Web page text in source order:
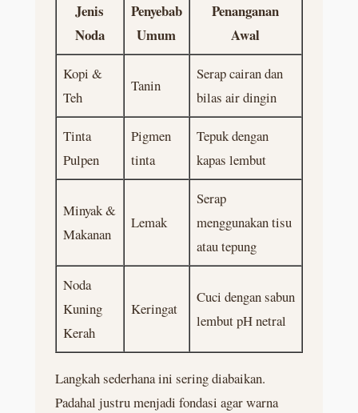
Jenis
Noda
Penyebab
Umum
Penanganan
Awal
Kopi &
Teh
Tanin
Serap cairan dan
bilas air dingin
Tinta
Pulpen
Pigmen
tinta
Tepuk dengan
kapas lembut
Minyak &
Makanan
Lemak
Serap
menggunakan tisu
atau tepung
Noda
Kuning
Kerah
Keringat
Cuci dengan sabun
lembut pH netral
Langkah sederhana ini sering diabaikan.
Padahal justru menjadi fondasi agar warna